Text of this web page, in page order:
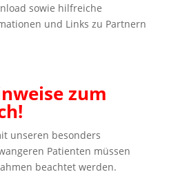
sowie hilfreiche
und Links zu Partnern
zum
unseren besonders
Patienten müssen
beachtet werden.